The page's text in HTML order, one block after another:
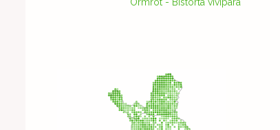
Ormrot - Bistorta vivipara